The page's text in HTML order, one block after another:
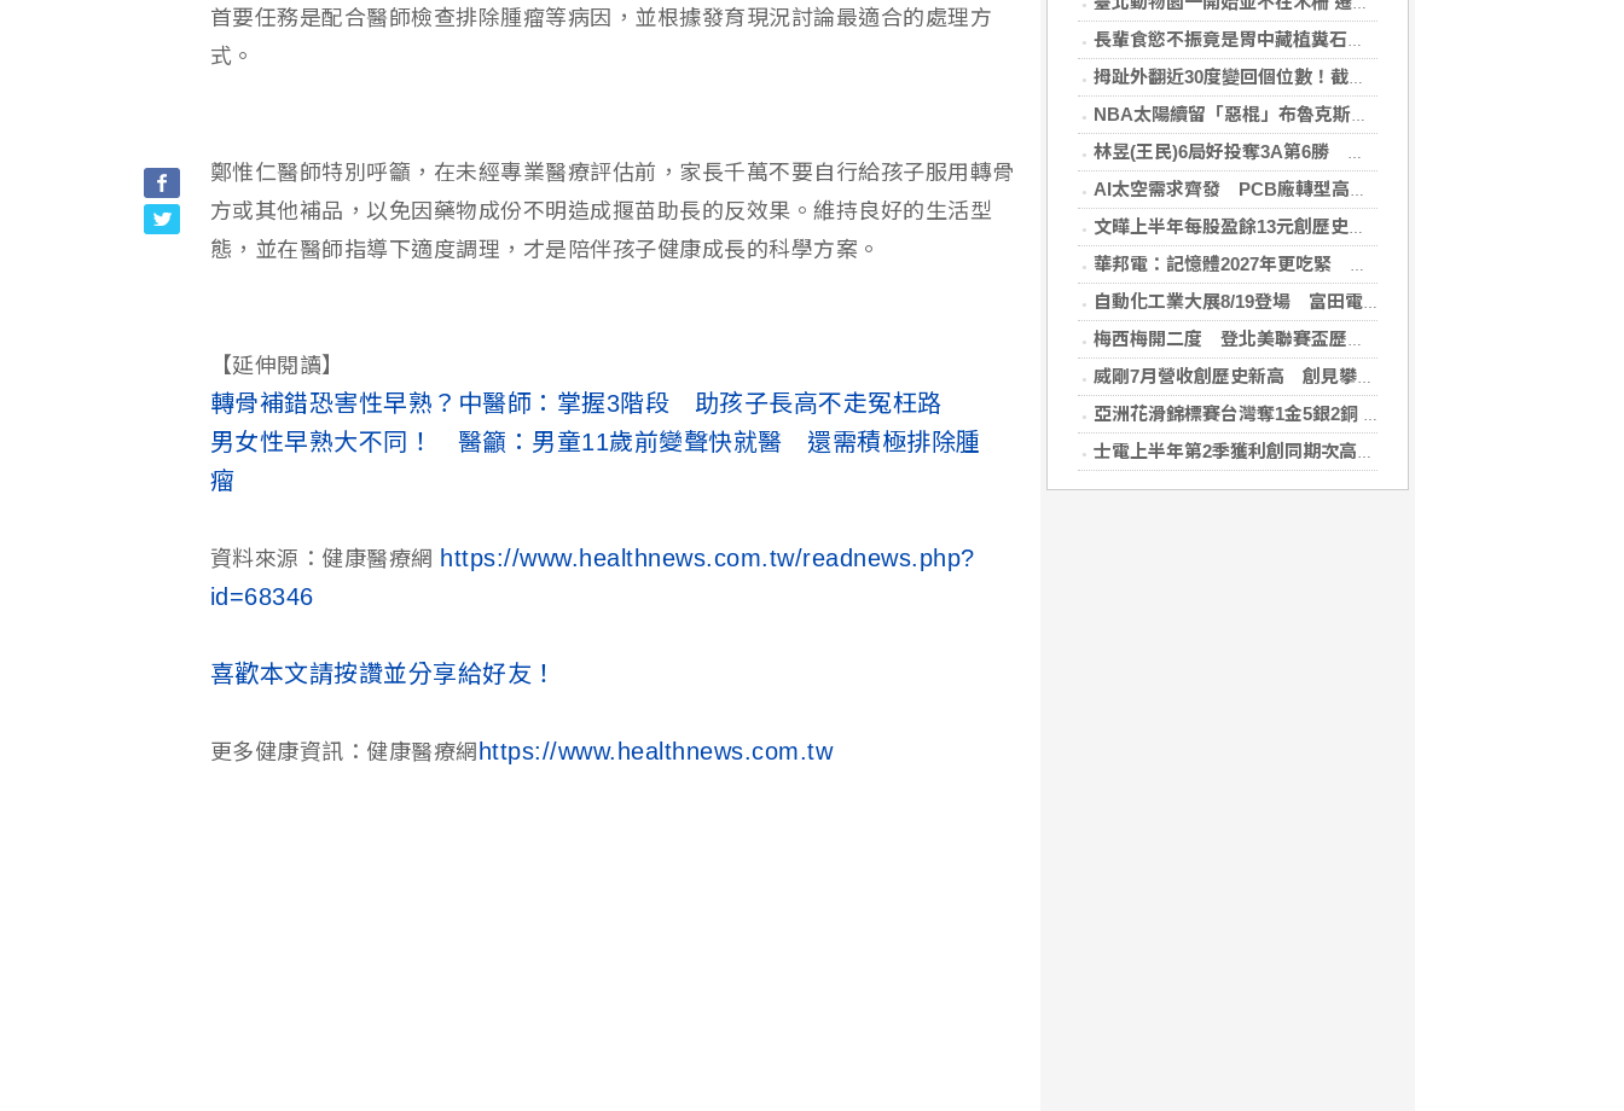
長輩食慾不振竟是胃中藏植糞石？醫用「可樂」化解危機
拇趾外翻近30度變回個位數！截骨矯正助重返登山活動
NBA太陽續留「惡棍」布魯克斯 簽3年23億合約
林昱(王民)6局好投奪3A第6勝 鄭宗哲3度上壘
AI太空需求齊發 PCB廠轉型高階產品迎收成
文曄上半年每股盈餘13元創歷史新高 賺贏2025年全年
華邦電：記憶體2027年更吃緊 啟動高雄廠模組B擴建計畫
自動化工業大展8/19登場 富田電機秀機器人關節模組
梅西梅開二度 登北美聯賽盃歷史進球王
威剛7月營收創歷史新高 創見攀同期高點
亞洲花滑錦標賽台灣奪1金5銀2銅 團隊表現超出預期
士電上半年第2季獲利創同期次高 看好AIDC拉貨需求
首要任務是配合醫師檢查排除腫瘤等病因，並根據發育現況討論最適合的處理方
式。
鄭惟仁醫師特別呼籲，在未經專業醫療評估前，家長千萬不要自行給孩子服用轉骨
方或其他補品，以免因藥物成份不明造成揠苗助長的反效果。維持良好的生活型
態，並在醫師指導下適度調理，才是陪伴孩子健康成長的科學方案。
【延伸閱讀】
轉骨補錯恐害性早熟？中醫師：掌握3階段 助孩子長高不走冤枉路
男女性早熟大不同！ 醫籲：男童11歲前變聲快就醫 還需積極排除腫
瘤
資料來源：健康醫療網 https://www.healthnews.com.tw/readnews.php?
id=68346
喜歡本文請按讚並分享給好友！
更多健康資訊：健康醫療網 https://www.healthnews.com.tw